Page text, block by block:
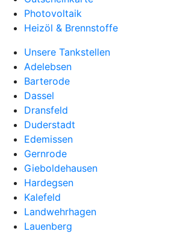
Photovoltaik
Heizöl & Brennstoffe
Unsere Tankstellen
Adelebsen
Barterode
Dassel
Dransfeld
Duderstadt
Edemissen
Gernrode
Gieboldehausen
Hardegsen
Kalefeld
Landwehrhagen
Lauenberg